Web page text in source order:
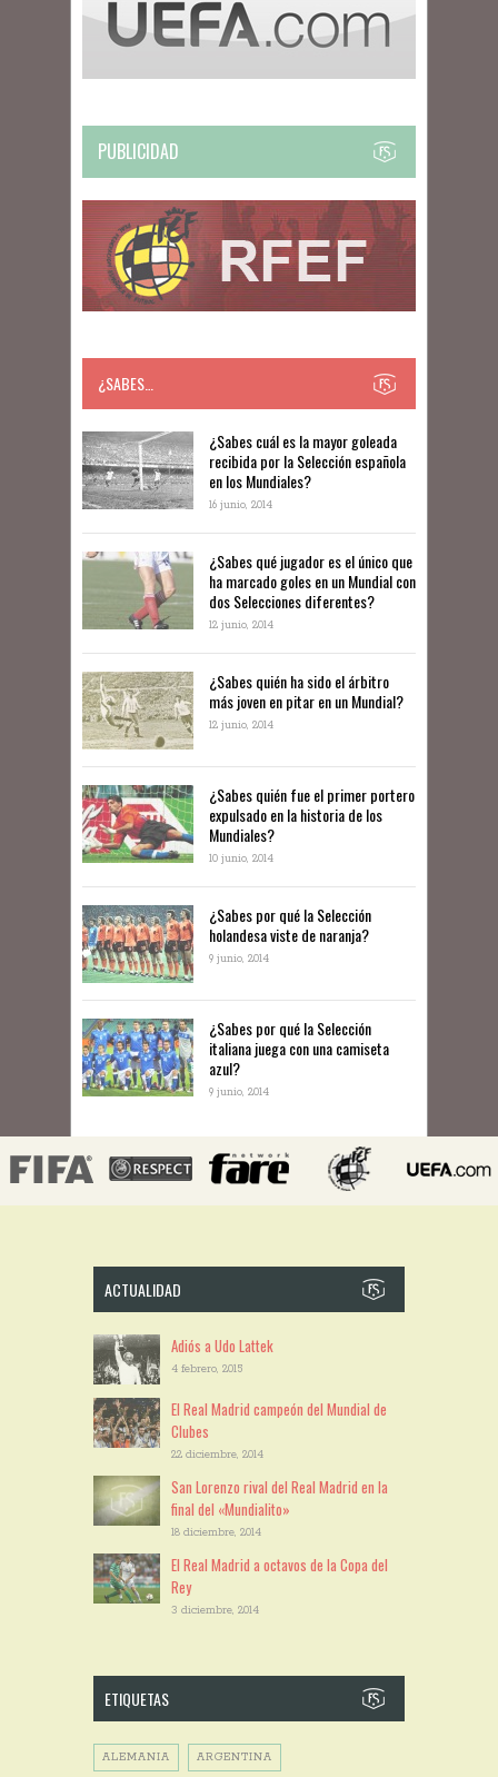
PUBLICIDAD
¿SABES…
​​¿Sabes cuál es la mayor goleada
recibida por la Selección española
en los Mundiales?
16 junio, 2014
¿Sabes qué jugador es el único que
ha marcado goles en un Mundial con
dos Selecciones diferentes?
12 junio, 2014
¿Sabes quién ha sido el árbitro
más joven en pitar en un Mundial?
12 junio, 2014
¿Sabes quién fue el primer portero
expulsado en la historia de los
Mundiales?
10 junio, 2014
​¿Sabes por qué la Selección
holandesa viste de naranja?
9 junio, 2014
¿Sabes por qué la Selección
italiana juega con una camiseta
azul?
9 junio, 2014
ACTUALIDAD
Adiós a Udo Lattek
4 febrero, 2015
El Real Madrid campeón del Mundial de
Clubes
22 diciembre, 2014
San Lorenzo rival del Real Madrid en la
final del «Mundialito»
18 diciembre, 2014
El Real Madrid a octavos de la Copa del
Rey
3 diciembre, 2014
ETIQUETAS
ALEMANIA ARGENTINA